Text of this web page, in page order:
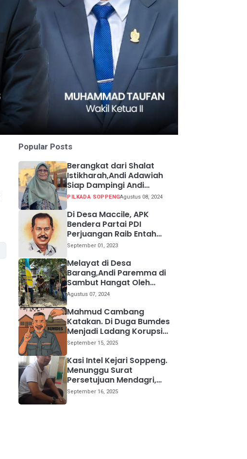
Popular Posts
Berangkat dari Shalat
Istikharah,Andi Adawiah
Siap Dampingi Andi
Mapparemma
PILKADA SOPPENGAgustus 08, 2024
Di Desa Maccile, APK
Bendera Partai PDI
Perjuangan Raib Entah
kemana
September 01, 2023
Melayat di Desa
Barang,Andi Paremma di
Sambut Hangat Oleh
Warga
Agustus 07, 2024
Mahmud Cambang
Katakan. Di Duga Bumdes
Menjadi Ladang Korupsi
Bagi Para Kepala Desa
September 15, 2025
Kasi Intel Kejari Soppeng.
Menunggu Surat
Persetujuan Mendagri,
Kami Akan Periksa Mantan
September 16, 2025